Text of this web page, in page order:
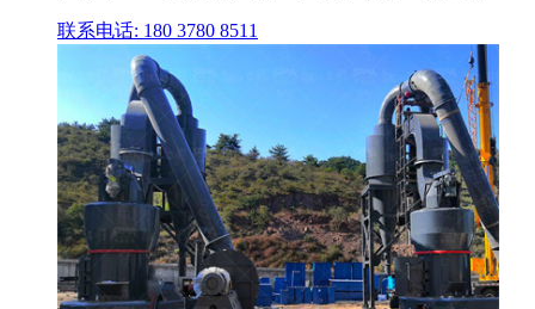
联系电话: 180 3780 8511